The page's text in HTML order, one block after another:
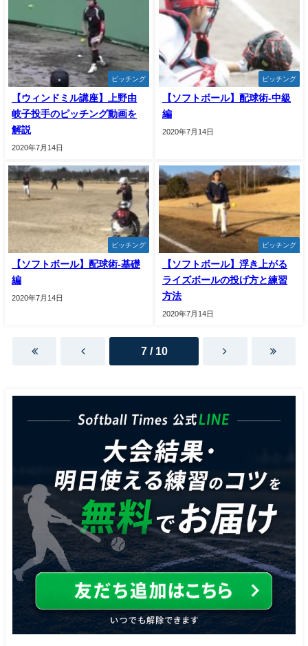
ピッチング
【ウィンドミル講座】上野由
岐子投手のピッチング動画を
解説
2020年7月14日
ピッチング
【ソフトボール】配球術-中級
編
2020年7月14日
ピッチング
【ソフトボール】配球術-基礎
編
2020年7月14日
ピッチング
【ソフトボール】浮き上がる
ライズボールの投げ方と練習
方法
2020年7月14日
7 / 10